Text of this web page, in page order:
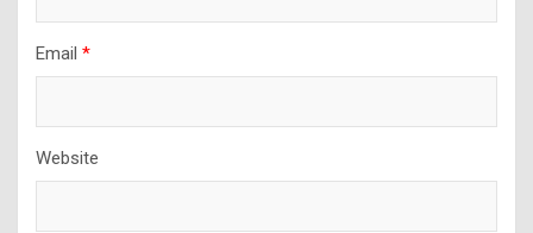
Email *
Website